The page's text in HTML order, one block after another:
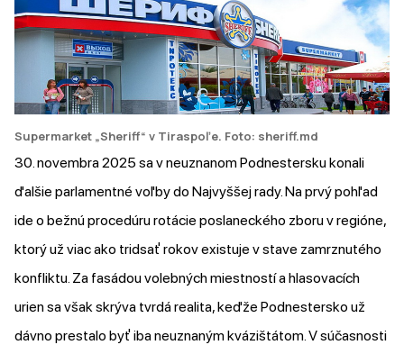
Supermarket „Sheriff“ v Tiraspoľe. Foto: sheriff.md
30. novembra 2025 sa v neuznanom Podnestersku konali
ďalšie parlamentné voľby do Najvyššej rady. Na prvý pohľad
ide o bežnú procedúru rotácie poslaneckého zboru v regióne,
ktorý už viac ako tridsať rokov existuje v stave zamrznutého
konfliktu. Za fasádou volebných miestností a hlasovacích
urien sa však skrýva tvrdá realita, keďže Podnestersko už
dávno prestalo byť iba neuznaným kvázištátom. V súčasnosti